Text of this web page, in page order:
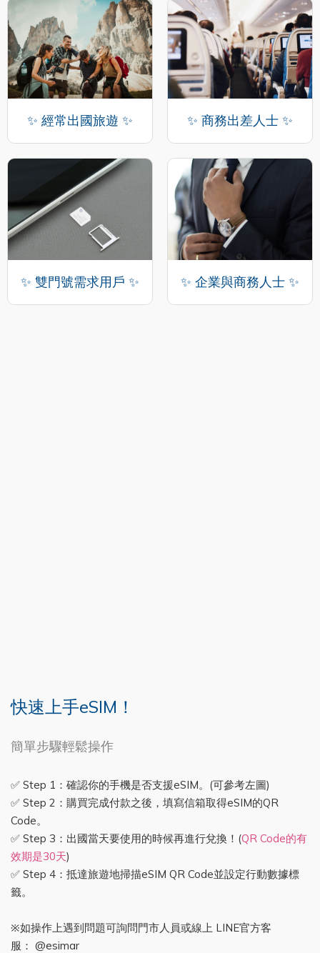
✨ 經常出國旅遊 ✨ ✨ 商務出差人士 ✨
✨ 雙門號需求用戶 ✨ ✨ 企業與商務人士 ✨
快速上手eSIM！
簡單步驟輕鬆操作
✅ Step 1：確認你的手機是否支援eSIM。(可參考左圖)
✅ Step 2：購買完成付款之後，填寫信箱取得eSIM的QR
Code。
✅ Step 3：出國當天要使用的時候再進行兌換！(QR Code的有
效期是30天)
✅ Step 4：抵達旅遊地掃描eSIM QR Code並設定行動數據標
籤。
※如操作上遇到問題可詢問門市人員或線上 LINE官方客
服： @esimar